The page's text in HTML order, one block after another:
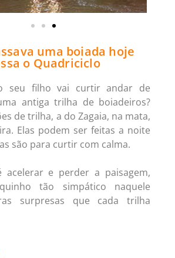
uma boiada hoje
o Quadriciclo
seu filho vai curtir andar de
antiga trilha de boiadeiros?
de trilha, a do Zagaia, na mata,
Elas podem ser feitas a noite
são para curtir com calma.
e perder a paisagem,
tão simpático naquele
surpresas que cada trilha